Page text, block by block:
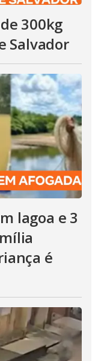
300kg
Salvador
lagoa e 3
é